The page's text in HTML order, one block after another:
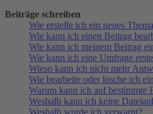
Beiträge schreiben
Wie erstelle ich ein neues
Wie kann ich einen Beitrag
Wie kann ich meinem Beitrag
Wie kann ich eine Umfrage
Wieso kann ich nicht mehr
Wie bearbeite oder lösche ich
Warum kann ich auf bestimmte
Weshalb kann ich keine